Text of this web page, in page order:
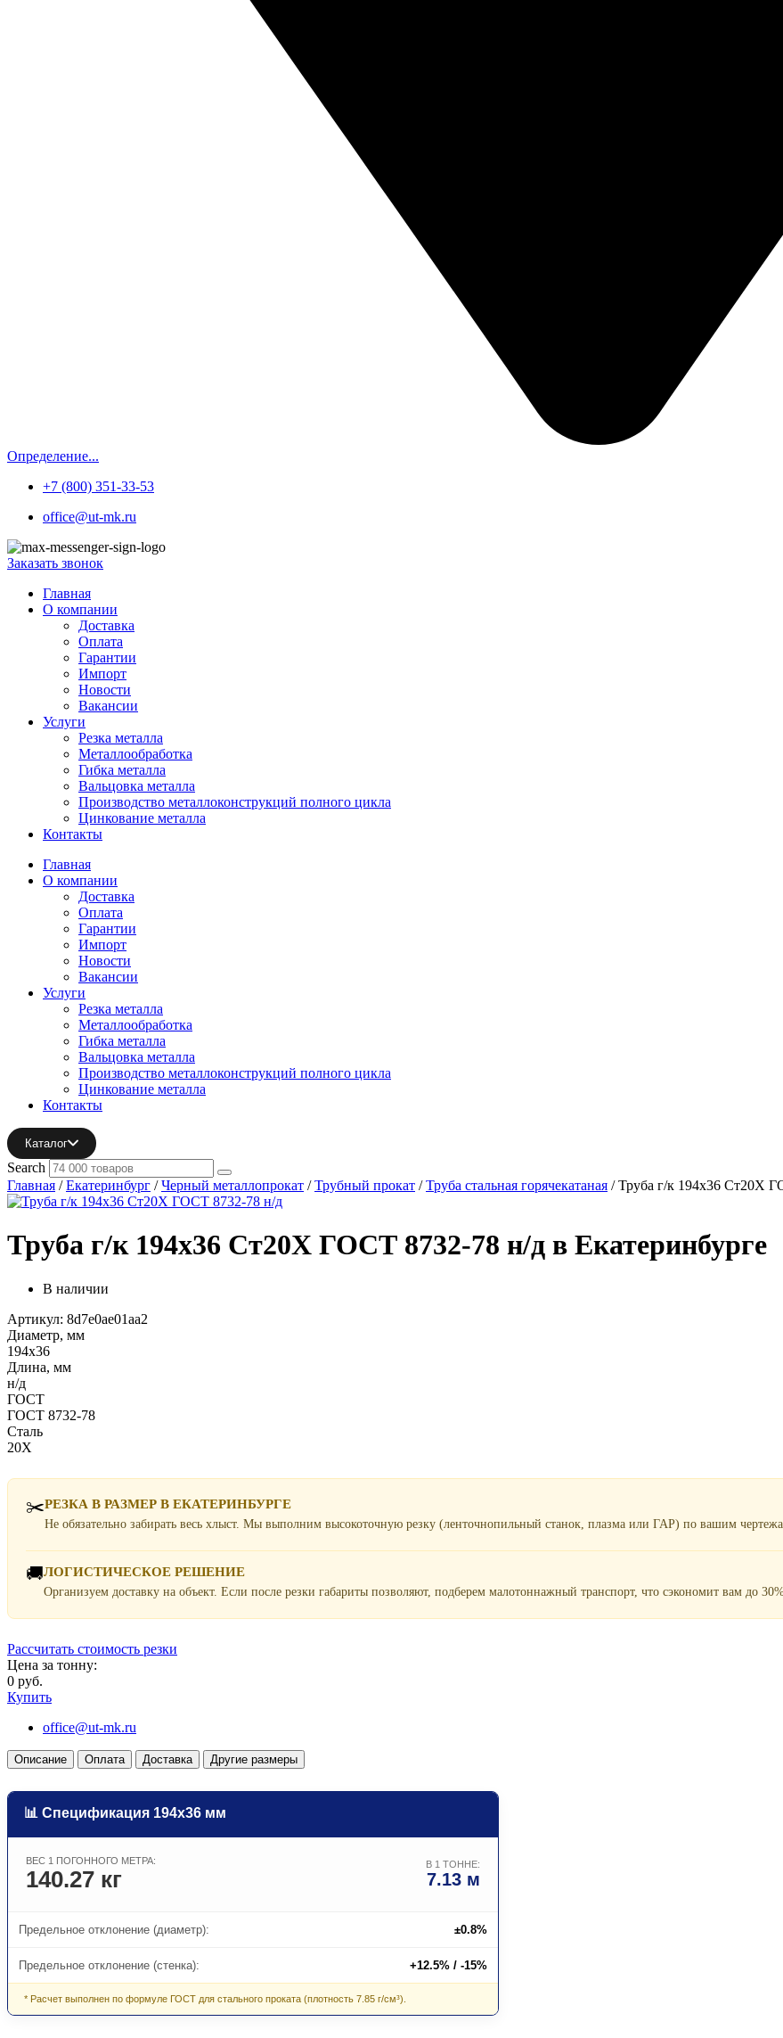
Определение...
+7 (800) 351-33-53
office@ut-mk.ru
Заказать звонок
Главная
О компании
Доставка
Оплата
Гарантии
Импорт
Новости
Вакансии
Услуги
Резка металла
Металлообработка
Гибка металла
Вальцовка металла
Производство металлоконструкций полного цикла
Цинкование металла
Контакты
Главная
О компании
Доставка
Оплата
Гарантии
Импорт
Новости
Вакансии
Услуги
Резка металла
Металлообработка
Гибка металла
Вальцовка металла
Производство металлоконструкций полного цикла
Цинкование металла
Контакты
Каталог
Search
Главная /Екатеринбург /Черный металлопрокат /Трубный прокат /Труба стальная горячекатаная / Труба г/к 194х36 Ст20Х
Труба г/к 194х36 Ст20Х ГОСТ 8732-78 н/д в Екатеринбурге
В наличии
Артикул: 8d7e0ae01aa2
Диаметр, мм
194х36
Длина, мм
н/д
ГОСТ
ГОСТ 8732-78
Сталь
20Х
✂️РЕЗКА В РАЗМЕР В ЕКАТЕРИНБУРГЕ
Не обязательно забирать весь хлыст. Мы выполним высокоточную резку (ленточнопильный станок, плазма или ГАР) по вашим
🚚ЛОГИСТИЧЕСКОЕ РЕШЕНИЕ
Организуем доставку на объект. Если после резки габариты позволяют, подберем малотоннажный транспорт, что сэкономит вам до
Рассчитать стоимость резки
Цена за тонну:
0 руб.
Купить
office@ut-mk.ru
Описание Оплата Доставка Другие размеры
📊 Спецификация 194х36 мм
ВЕС 1 ПОГОННОГО МЕТРА:
140.27 кг
В 1 ТОННЕ:
7.13 м
Предельное отклонение (диаметр): ±0.8%
Предельное отклонение (стенка): +12.5% / -15%
* Расчет выполнен по формуле ГОСТ для стального проката (плотность 7.85 г/см³).